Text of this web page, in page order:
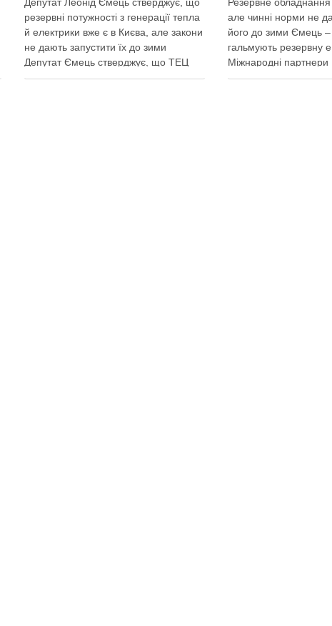
резервні потужності з генерації тепла
й електрики вже є в Києва, але закони
не дають запустити їх до зими
Депутат Ємець стверджує, що ТЕЦ
можуть бути знищені першим же
але чинні норми не
його до зими Ємець –
гальмують резервну
Міжнародні
Україні обладнання